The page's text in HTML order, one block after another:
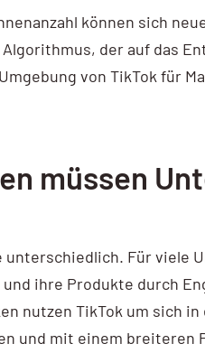
können sich
der auf das
von TikTok für
müssen
unterschiedlich. Für viele
ihre Produkte durch
nutzen TikTok um sich
und mit einem breiteren